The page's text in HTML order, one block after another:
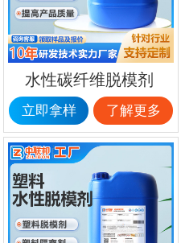
水性碳纤维脱模剂
立即拿样 了解更多